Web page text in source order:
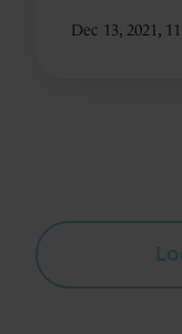
Dec 13, 2021,